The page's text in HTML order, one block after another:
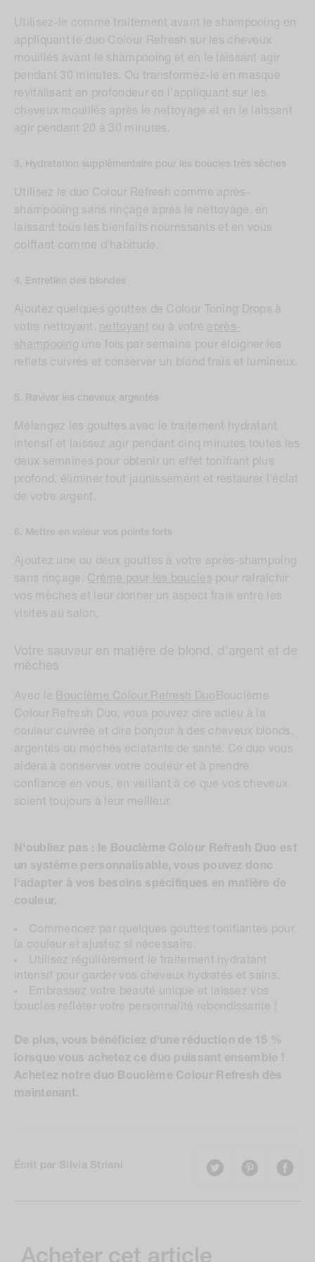
Utilisez-le comme traitement avant le shampooing en
appliquant le duo Colour Refresh sur les cheveux
mouillés avant le shampooing et en le laissant agir
pendant 30 minutes. Ou transformez-le en masque
revitalisant en profondeur en l'appliquant sur les
cheveux mouillés après le nettoyage et en le laissant
agir pendant 20 à 30 minutes.
3. Hydratation supplémentaire pour les boucles très sèches
Utilisez le duo Colour Refresh comme après-
shampooing sans rinçage après le nettoyage, en
laissant tous les bienfaits nourrissants et en vous
coiffant comme d'habitude.
4. Entretien des blondes
Ajoutez quelques gouttes de Colour Toning Drops à
votre nettoyant. nettoyant ou à votre après-
shampooing une fois par semaine pour éloigner les
reflets cuivrés et conserver un blond frais et lumineux.
5. Raviver les cheveux argentés
Mélangez les gouttes avec le traitement hydratant
intensif et laissez agir pendant cinq minutes toutes les
deux semaines pour obtenir un effet tonifiant plus
profond, éliminer tout jaunissement et restaurer l'éclat
de votre argent.
6. Mettre en valeur vos points forts
Ajoutez une ou deux gouttes à votre après-shampoing
sans rinçage. Crème pour les boucles pour rafraîchir
vos mèches et leur donner un aspect frais entre les
visites au salon.
Votre sauveur en matière de blond, d'argent et de
mèches
Avec le Bouclème Colour Refresh Duo Bouclème
Colour Refresh Duo, vous pouvez dire adieu à la
couleur cuivrée et dire bonjour à des cheveux blonds,
argentés ou méchés éclatants de santé. Ce duo vous
aidera à conserver votre couleur et à prendre
confiance en vous, en veillant à ce que vos cheveux
soient toujours à leur meilleur.
N'oubliez pas : le Bouclème Colour Refresh Duo est
un système personnalisable, vous pouvez donc
l'adapter à vos besoins spécifiques en matière de
couleur.
Commencez par quelques gouttes tonifiantes pour
la couleur et ajustez si nécessaire.
Utilisez régulièrement le traitement hydratant
intensif pour garder vos cheveux hydratés et sains.
Embrassez votre beauté unique et laissez vos
boucles refléter votre personnalité rebondissante !
De plus, vous bénéficiez d'une réduction de 15 %
lorsque vous achetez ce duo puissant ensemble !
Achetez notre duo Bouclème Colour Refresh dès
maintenant.
Écrit par Silvia Striani